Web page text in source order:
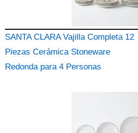
SANTA CLARA Vajilla Completa 12
Piezas Cerámica Stoneware
Redonda para 4 Personas